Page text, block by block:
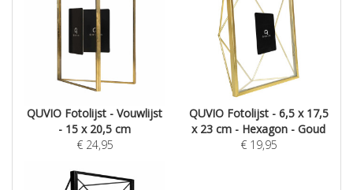
QUVIO Fotolijst - Vouwlijst
- 15 x 20,5 cm
€ 24,95
QUVIO Fotolijst - 6,5 x 17,5
x 23 cm - Hexagon - Goud
€ 19,95